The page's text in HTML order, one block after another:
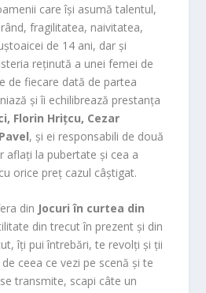
care își asumă talentul,
fragilitatea, naivitatea,
de 14 ani, dar și
reținută a unei femei de
de fiecare dată de partea
și îi echilibrează prestanța
Florin Hrițcu, Cezar
, și ei responsabili de două
aflați la pubertate și cea a
orice preț cazul câștigat.
din Jocuri în curtea din
din trecut în prezent și din
îți pui întrebări, te revolți și ții
ceea ce vezi pe scenă și te
transmite, scapi câte un